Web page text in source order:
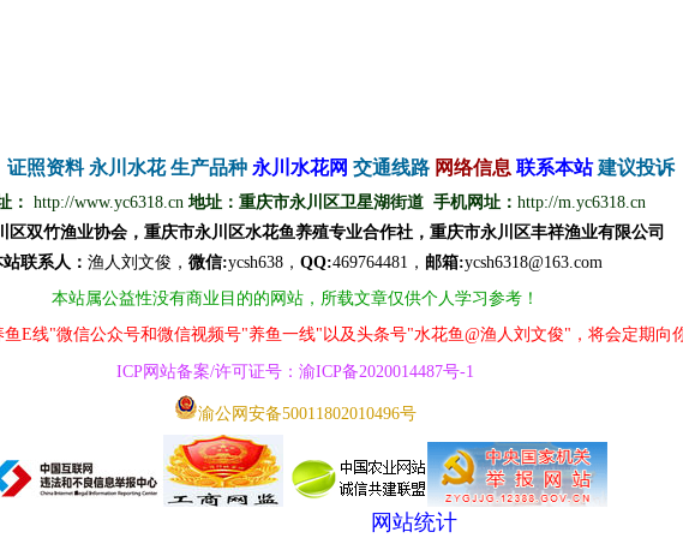
： http://www.yc6318.cn 地址：重庆市永川区卫星湖街道 手机网址： http://m.yc6318.cn
区双竹渔业协会，重庆市永川区水花鱼养殖专业合作社，重庆市永川区丰祥渔业有限公司
站联系人 ： 渔 人刘 文俊 ， 微信:ycsh638， QQ:469764481， 邮箱:ycsh6318@163.com
本站属公益性没有商业目的的网站，所载文章仅供个人学习参考！
E线"微信公众号和微信视频号"养鱼一线"以及头条号"水花鱼@渔人刘文俊"，将会定期向
ICP网 站备案/许可证号： 渝ICP备2020014487号-1
渝公网安备50011802010496号
证照资料 永川水花 生产品种 永 川 水花网 交通线路 网络信息 联系本站 建议投诉
网站统计